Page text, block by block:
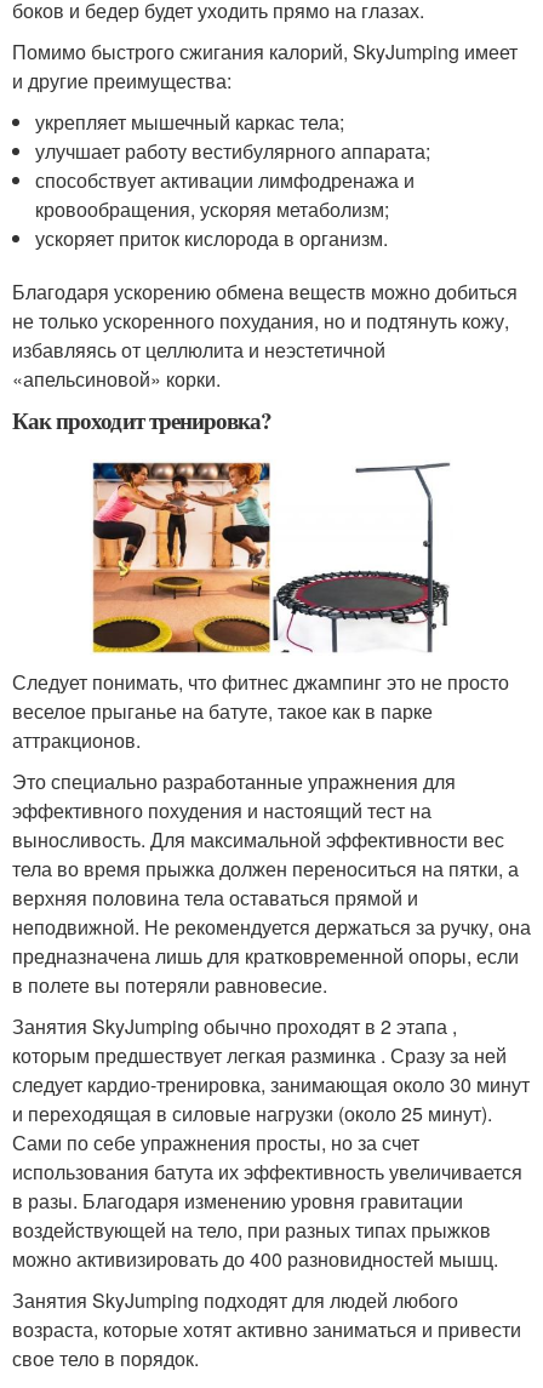
боков и бедер будет уходить прямо на глазах.
Помимо быстрого сжигания калорий, SkyJumping имеет
и другие преимущества:
укрепляет мышечный каркас тела;
улучшает работу вестибулярного аппарата;
способствует активации лимфодренажа и
кровообращения, ускоряя метаболизм;
ускоряет приток кислорода в организм.
Благодаря ускорению обмена веществ можно добиться
не только ускоренного похудания, но и подтянуть кожу,
избавляясь от целлюлита и неэстетичной
«апельсиновой» корки.
Как проходит тренировка?
Следует понимать, что фитнес джампинг это не просто
веселое прыганье на батуте, такое как в парке
аттракционов.
Это специально разработанные упражнения для
эффективного похудения и настоящий тест на
выносливость. Для максимальной эффективности вес
тела во время прыжка должен переноситься на пятки, а
верхняя половина тела оставаться прямой и
неподвижной. Не рекомендуется держаться за ручку, она
предназначена лишь для кратковременной опоры, если
в полете вы потеряли равновесие.
Занятия SkyJumping обычно проходят в 2 этапа ,
которым предшествует легкая разминка . Сразу за ней
следует кардио-тренировка, занимающая около 30 минут
и переходящая в силовые нагрузки (около 25 минут).
Сами по себе упражнения просты, но за счет
использования батута их эффективность увеличивается
в разы. Благодаря изменению уровня гравитации
воздействующей на тело, при разных типах прыжков
можно активизировать до 400 разновидностей мышц.
Занятия SkyJumping подходят для людей любого
возраста, которые хотят активно заниматься и привести
свое тело в порядок.